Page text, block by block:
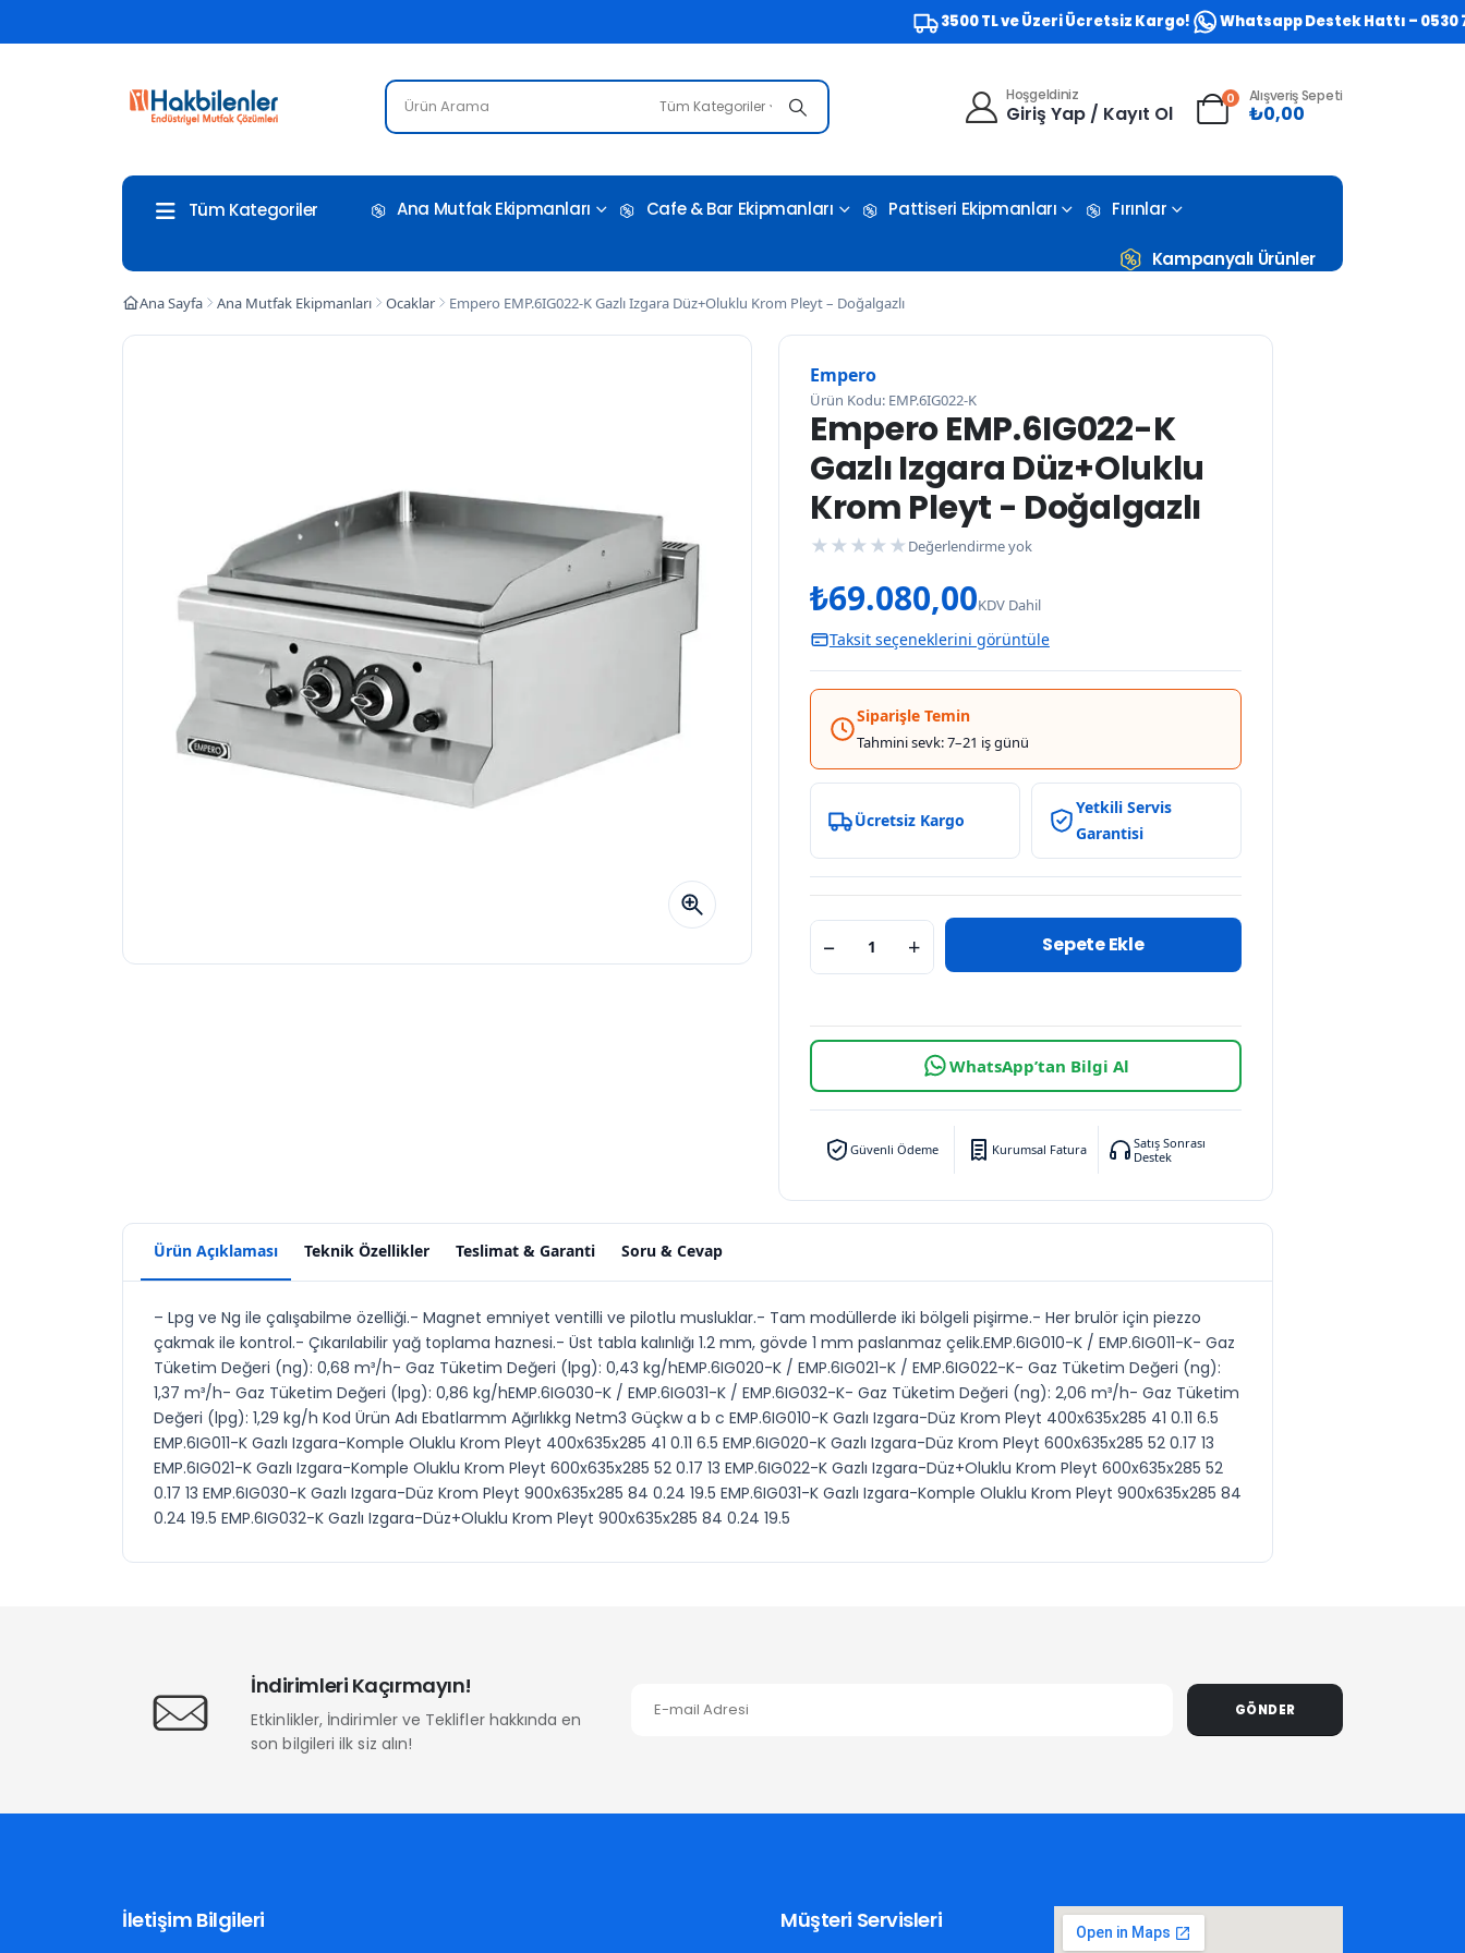
3500 TL ve Üzeri Ücretsiz Kargo! Whatsapp Destek Hattı – 0530 773
Tüm Kategoriler
Hoşgeldiniz
Giriş Yap / Kayıt Ol
0 Alışveriş Sepeti
₺0,00
Tüm Kategoriler Ana Mutfak Ekipmanları Cafe & Bar Ekipmanları Pattiseri Ekipmanları Fırınlar
Kampanyalı Ürünler
Ana Sayfa Ana Mutfak Ekipmanları Ocaklar Empero EMP.6IG022-K Gazlı Izgara Düz+Oluklu Krom Pleyt – Doğalgazlı
Empero
Ürün Kodu: EMP.6IG022-K
Empero EMP.6IG022-K
Gazlı Izgara Düz+Oluklu
Krom Pleyt - Doğalgazlı
★ ★ ★ ★ ★ Değerlendirme yok
₺69.080,00KDV Dahil
Taksit seçeneklerini görüntüle
Siparişle Temin
Tahmini sevk: 7–21 iş günü
Ücretsiz Kargo
Yetkili Servis
Garantisi
− + Sepete Ekle
WhatsApp’tan Bilgi Al
Güvenli Ödeme Kurumsal Fatura
Satış Sonrası
Destek
Ürün Açıklaması Teknik Özellikler Teslimat & Garanti Soru & Cevap
– Lpg ve Ng ile çalışabilme özelliği.- Magnet emniyet ventilli ve pilotlu musluklar.- Tam modüllerde iki bölgeli pişirme.- Her brulör için piezzo
çakmak ile kontrol.- Çıkarılabilir yağ toplama haznesi.- Üst tabla kalınlığı 1.2 mm, gövde 1 mm paslanmaz çelik.EMP.6IG010-K / EMP.6IG011-K- Gaz
Tüketim Değeri (ng): 0,68 m³/h- Gaz Tüketim Değeri (lpg): 0,43 kg/hEMP.6IG020-K / EMP.6IG021-K / EMP.6IG022-K- Gaz Tüketim Değeri (ng):
1,37 m³/h- Gaz Tüketim Değeri (lpg): 0,86 kg/hEMP.6IG030-K / EMP.6IG031-K / EMP.6IG032-K- Gaz Tüketim Değeri (ng): 2,06 m³/h- Gaz Tüketim
Değeri (lpg): 1,29 kg/h Kod Ürün Adı Ebatlarmm Ağırlıkkg Netm3 Güçkw a b c EMP.6IG010-K Gazlı Izgara-Düz Krom Pleyt 400x635x285 41 0.11 6.5
EMP.6IG011-K Gazlı Izgara-Komple Oluklu Krom Pleyt 400x635x285 41 0.11 6.5 EMP.6IG020-K Gazlı Izgara-Düz Krom Pleyt 600x635x285 52 0.17 13
EMP.6IG021-K Gazlı Izgara-Komple Oluklu Krom Pleyt 600x635x285 52 0.17 13 EMP.6IG022-K Gazlı Izgara-Düz+Oluklu Krom Pleyt 600x635x285 52
0.17 13 EMP.6IG030-K Gazlı Izgara-Düz Krom Pleyt 900x635x285 84 0.24 19.5 EMP.6IG031-K Gazlı Izgara-Komple Oluklu Krom Pleyt 900x635x285 84
0.24 19.5 EMP.6IG032-K Gazlı Izgara-Düz+Oluklu Krom Pleyt 900x635x285 84 0.24 19.5
İndirimleri Kaçırmayın!
Etkinlikler, İndirimler ve Teklifler hakkında en
son bilgileri ilk siz alın!
GÖNDER
İletişim Bilgileri Müşteri Servisleri